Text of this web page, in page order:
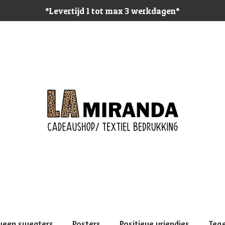
*Levertijd 1 tot max 3 werkdagen*